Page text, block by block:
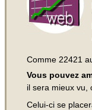
Comme 22421
Vous pouvez
il sera mieux vu,
Celui-ci se